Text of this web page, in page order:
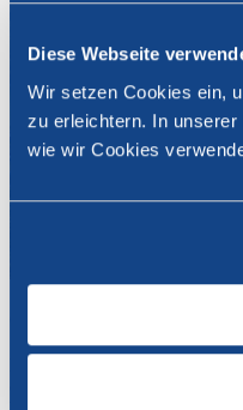
Diese Webseite
Wir setzen Cookies ein,
zu erleichtern. In unserer
wie wir Cookies
(news.admin.ch) — Le 6 juin